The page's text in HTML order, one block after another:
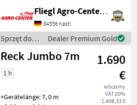
Separators mit denen eines
Pressschneckenprinzips. Ein
vergrößertes Sieb mit
Fliegl Agro-Center GmbH
84556 Kastl
Sprzęt do
nawożenia i
nawadniania
Dealer Premium Gold
Reck Jumbo 7m
1.690
€
wliczony
VAT 20%
1.408,33 €
1 h
+Gerätelänge: 7, 0 m